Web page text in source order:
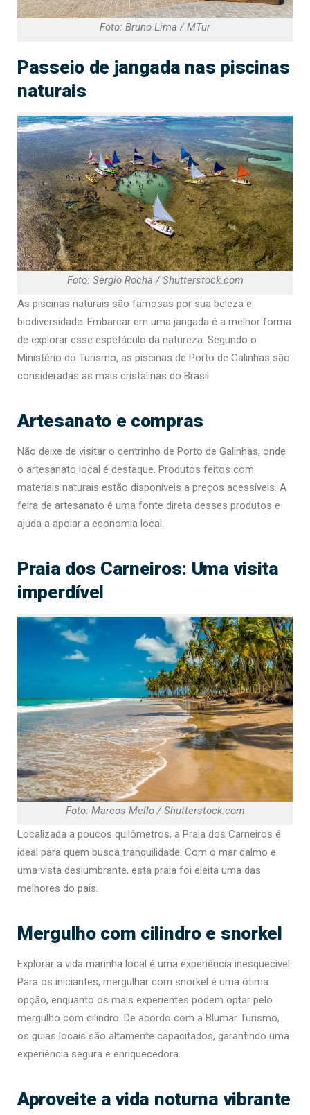
Foto: Bruno Lima / MTur
Passeio de jangada nas piscinas
naturais
Foto: Sergio Rocha / Shutterstock.com
As piscinas naturais são famosas por sua beleza e
biodiversidade. Embarcar em uma jangada é a melhor forma
de explorar esse espetáculo da natureza. Segundo o
Ministério do Turismo, as piscinas de Porto de Galinhas são
consideradas as mais cristalinas do Brasil.
Artesanato e compras
Não deixe de visitar o centrinho de Porto de Galinhas, onde
o artesanato local é destaque. Produtos feitos com
materiais naturais estão disponíveis a preços acessíveis. A
feira de artesanato é uma fonte direta desses produtos e
ajuda a apoiar a economia local.
Praia dos Carneiros: Uma visita
imperdível
Foto: Marcos Mello / Shutterstock.com
Localizada a poucos quilômetros, a Praia dos Carneiros é
ideal para quem busca tranquilidade. Com o mar calmo e
uma vista deslumbrante, esta praia foi eleita uma das
melhores do país.
Mergulho com cilindro e snorkel
Explorar a vida marinha local é uma experiência inesquecível.
Para os iniciantes, mergulhar com snorkel é uma ótima
opção, enquanto os mais experientes podem optar pelo
mergulho com cilindro. De acordo com a Blumar Turismo,
os guias locais são altamente capacitados, garantindo uma
experiência segura e enriquecedora.
Aproveite a vida noturna vibrante